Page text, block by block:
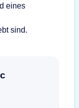
eines
sind.